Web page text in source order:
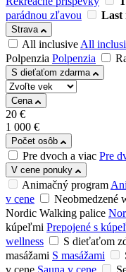
parádnou zľavou
Last
Strava
All inclusiveAll
Polpenzia Polpenzia
S dieťaťom zdarma
Cena
20 €
1 000 €
Počet osôb
Pre dvoch a viac Pre
V cene ponuky
Animačný program
v cene
Neobmedzené
Nordic Walking palice
kúpeľmi Prepojené s
wellness
S dieťaťom
masážami S masážami